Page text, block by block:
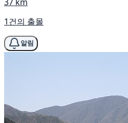
1건의 출몰
알림